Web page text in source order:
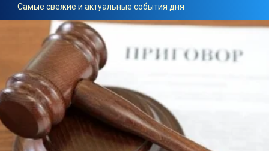
Самые свежие и актуальные события дня